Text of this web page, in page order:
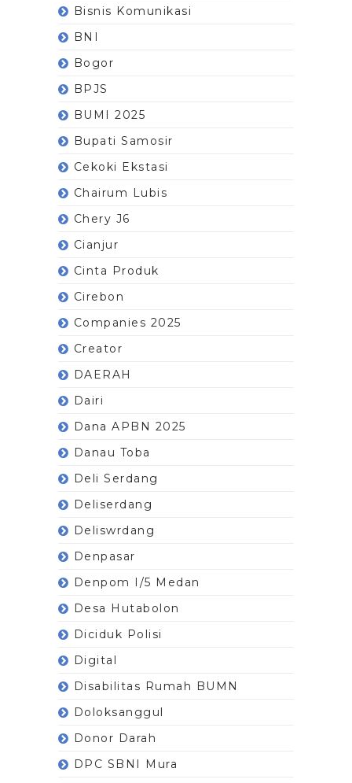
Bisnis Komunikasi
BNI
Bogor
BPJS
BUMI 2025
Bupati Samosir
Cekoki Ekstasi
Chairum Lubis
Chery J6
Cianjur
Cinta Produk
Cirebon
Companies 2025
Creator
DAERAH
Dairi
Dana APBN 2025
Danau Toba
Deli Serdang
Deliserdang
Deliswrdang
Denpasar
Denpom I/5 Medan
Desa Hutabolon
Diciduk Polisi
Digital
Disabilitas Rumah BUMN
Doloksanggul
Donor Darah
DPC SBNI Mura